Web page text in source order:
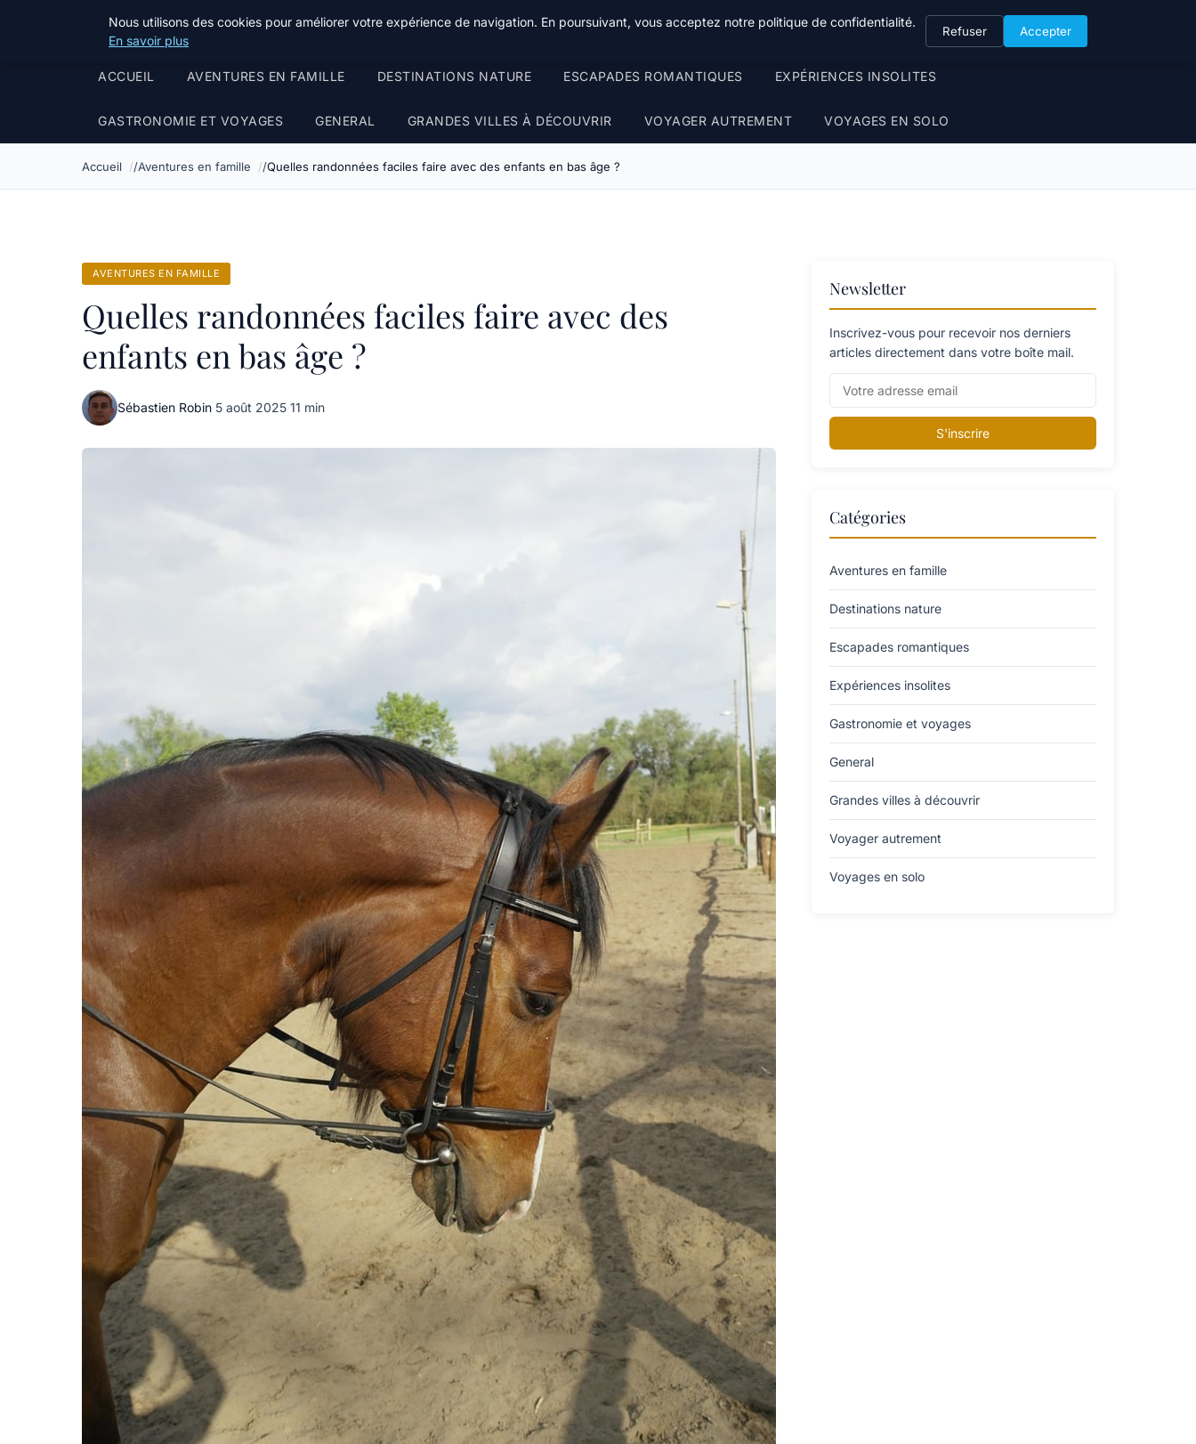
Tourisme Landes
ACCUEIL AVENTURES EN FAMILLE DESTINATIONS NATURE ESCAPADES ROMANTIQUES EXPÉRIENCES INSOLITES
GASTRONOMIE ET VOYAGES GENERAL GRANDES VILLES À DÉCOUVRIR VOYAGER AUTREMENT VOYAGES EN SOLO
Accueil Aventures en famille Quelles randonnées faciles faire avec des enfants en bas âge ?
AVENTURES EN FAMILLE
Quelles randonnées faciles faire avec des
enfants en bas âge ?
Sébastien Robin·5 août 2025·11 min
Newsletter
Inscrivez-vous pour recevoir nos derniers
articles directement dans votre boîte mail.
S'inscrire
Catégories
Aventures en famille
Destinations nature
Escapades romantiques
Expériences insolites
Gastronomie et voyages
General
Grandes villes à découvrir
Voyager autrement
Voyages en solo
Nous utilisons des cookies pour améliorer votre expérience de navigation. En poursuivant, vous acceptez notre politique de confidentialité.
En savoir plus
Refuser Accepter